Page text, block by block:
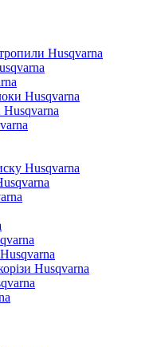
Husqvarna
Husqvarna
Husqvarna
Husqvarna
Husqvarna